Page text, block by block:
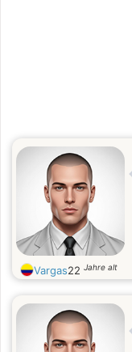
Vargas22 Jahre alt